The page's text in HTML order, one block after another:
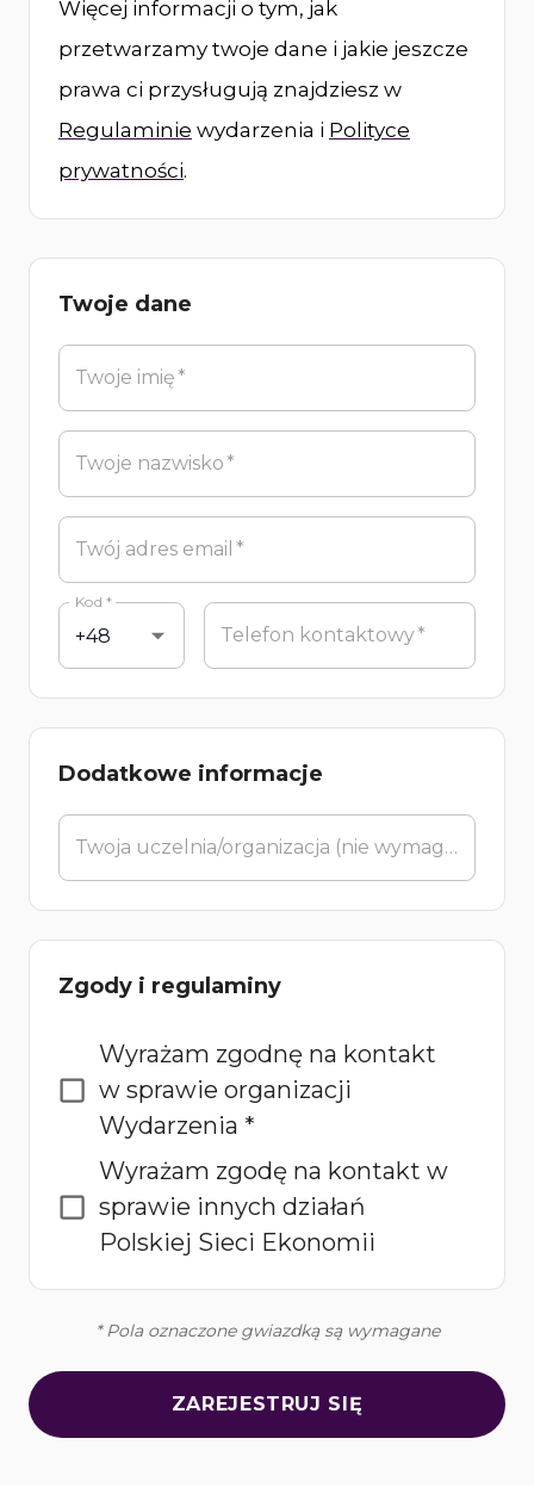
Więcej informacji o tym, jak
przetwarzamy twoje dane i jakie jeszcze
prawa ci przysługują znajdziesz w
Regulaminie wydarzenia i Polityce
prywatności.
Twoje dane
Twoje imię*
Twoje nazwisko*
Twój adres email *
Kod *
Telefon kontaktowy*
Dodatkowe informacje
Twoja uczelnia/organizacja (nie wymagane)
Zgody i regulaminy
Wyrażam zgodnę na kontakt
w sprawie organizacji
Wydarzenia *
Wyrażam zgodę na kontakt w
sprawie innych działań
Polskiej Sieci Ekonomii
* Pola oznaczone gwiazdką są wymagane
ZAREJESTRUJ SIĘ